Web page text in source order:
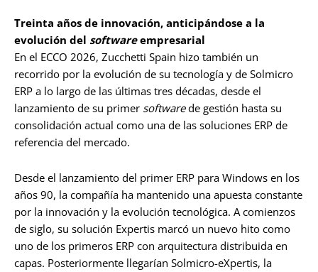
Treinta años de innovación, anticipándose a la
evolución del softwareempresarial
En el ECCO 2026, Zucchetti Spain hizo también un
recorrido por la evolución de su tecnología y de Solmicro
ERP a lo largo de las últimas tres décadas, desde el
lanzamiento de su primer softwarede gestión hasta su
consolidación actual como una de las soluciones ERP de
referencia del mercado.
Desde el lanzamiento del primer ERP para Windows en los
años 90, la compañía ha mantenido una apuesta constante
por la innovación y la evolución tecnológica. A comienzos
de siglo, su solución Expertis marcó un nuevo hito como
uno de los primeros ERP con arquitectura distribuida en
capas. Posteriormente llegarían Solmicro-eXpertis, la